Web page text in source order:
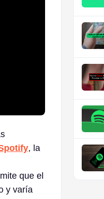
, la
que el
y varía